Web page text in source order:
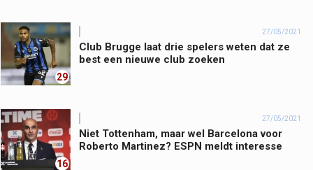
29
27/05/2021
Club Brugge laat drie spelers weten dat ze
best een nieuwe club zoeken
16
27/05/2021
Niet Tottenham, maar wel Barcelona voor
Roberto Martinez? ESPN meldt interesse